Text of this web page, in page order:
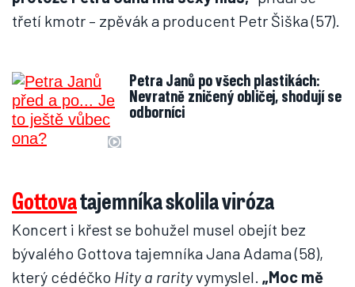
třetí kmotr – zpěvák a producent Petr Šiška (57).
Petra Janů po všech plastikách:
Nevratně zničený obličej, shodují se
odborníci
Gottovatajemníka skolila viróza
Koncert i křest se bohužel musel obejít bez
bývalého Gottova tajemníka Jana Adama (58),
který cédéčko Hity a rarityvymyslel. „Moc mě